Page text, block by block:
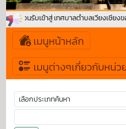
นดีต้อนรับเข้าสู่ เทศบาลตำบลเวียงเชียงข
เมนูหน้าหลัก
เมนูต่างๆเกี่ยวกับหน่ว